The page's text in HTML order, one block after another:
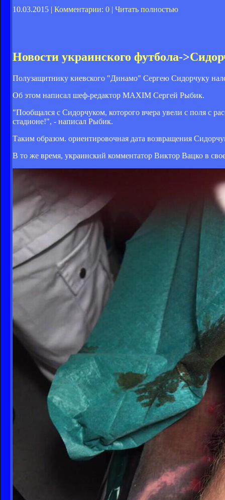
10.03.2015 | Комментарии: 0 Читать полностью
Новости украинского футбола->
Полузащитнику киевского "Динамо" Сергею Сидорчуку
Об этом написал шеф-редактор MAXIM Сергей Рыбик.
"Пообщался с Сидорчуком, которого вчера увели с поля с
стадионе!", - написал Рыбик.
Таким образом. ориентировочная дата возвращения
В то же время, украинский комментатор Виктор Вацко в